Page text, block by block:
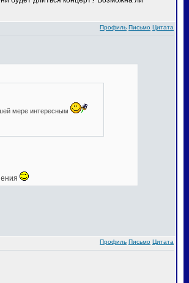
Профиль Письмо Цитата
мере интересным
Профиль Письмо Цитата